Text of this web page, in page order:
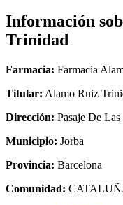
Información
Trinidad
Farmacia: Farmacia
Titular: Alamo Ruiz
Dirección: Pasaje De
Municipio: Jorba
Provincia: Barcelona
Comunidad: